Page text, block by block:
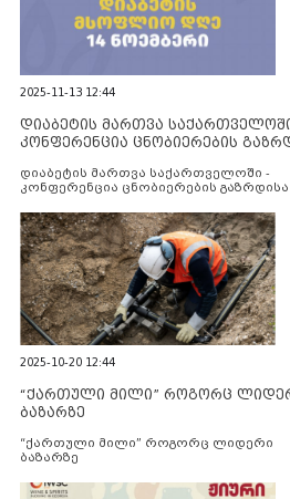
2025-11-13 12:44
დიაბეტის მართვა
კონფერენცია ცნობიერების
დიაბეტის მართვა საქართველოში -
კონფერენცია ცნობიერების
2025-10-20 12:44
“ქართული მილი” როგორც
ბაზარზე
“ქართული მილი” როგორც ლიდერი
ბაზარზე